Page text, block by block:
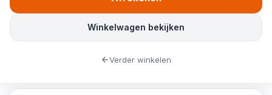
Winkelwagen bekijken
Verder winkelen